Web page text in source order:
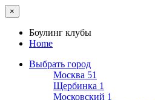
×
Боулинг клубы
Home
Выбрать город
Москва 51
Щербинка 1
Московский 1